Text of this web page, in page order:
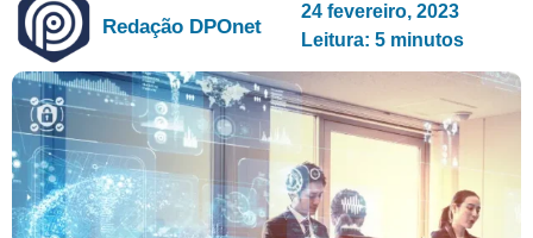
Redação DPOnet
24 fevereiro, 2023
Leitura: 5 minutos